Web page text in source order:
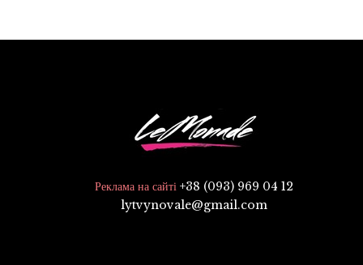
Реклама на сайті +38 (093) 969 04 12
lytvynovale@gmail.com